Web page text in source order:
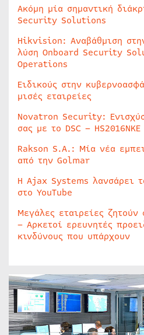
Ακόμη μία σημαντική
Security Solutions
Hikvision: Αναβάθμιση
λύση Onboard Security
Operations
Ειδικούς στην
μισές εταιρείες
Novatron Security:
σας με το DSC – HS2016NKE
Rakson S.A.: Μία νέα
από την Golmar
Η Ajax Systems λανσάρει
στο YouTube
Μεγάλες εταιρείες
– Αρκετοί ερευνητές
κινδύνους που υπάρχουν